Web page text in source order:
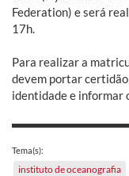
Federation) e será
17h.
Para realizar a
devem portar certidão
identidade e informar
Tema(s):
instituto de oceanografia